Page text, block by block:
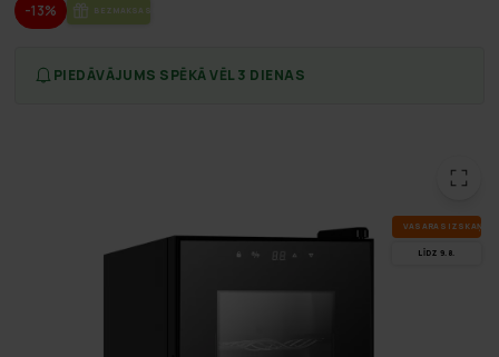
-13% BEZ­MAK­SAS PIE­GĀ­DE
PIEDĀVĀJUMS SPĒKĀ VĒL 3 DIENAS
VA­SA­RAS IZ­SKA­ŅA
LĪDZ 9.8.